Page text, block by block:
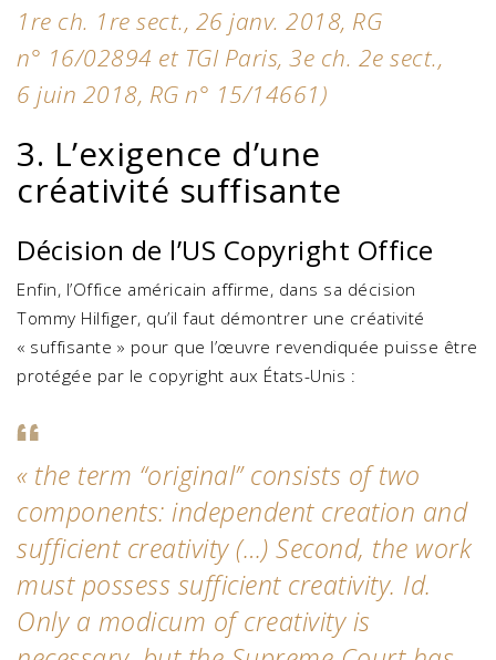
1re ch. 1re sect., 26 janv. 2018, RG
n° 16/02894 et TGI Paris, 3e ch. 2e sect.,
6 juin 2018, RG n° 15/14661)
3. L’exigence d’une
créativité suffisante
Décision de l’US Copyright Office
Enfin, l’Office américain affirme, dans sa décision
Tommy Hilfiger, qu’il faut démontrer une créativité
« suffisante » pour que l’œuvre revendiquée puisse être
protégée par le copyright aux États-Unis :
« the term “original” consists of two
components: independent creation and
sufficient creativity (…) Second, the work
must possess sufficient creativity. Id.
Only a modicum of creativity is